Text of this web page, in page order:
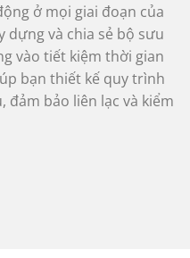
ở mọi giai đoạn của
dựng và chia sẻ bộ sưu
vào tiết kiệm thời gian
bạn thiết kế quy trình
đảm bảo liên lạc và kiểm